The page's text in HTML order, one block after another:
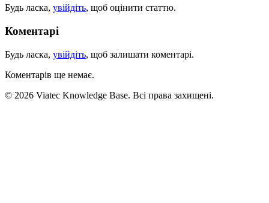
Будь ласка, увійдіть, щоб оцінити статтю.
Коментарі
Будь ласка, увійдіть, щоб залишати коментарі.
Коментарів ще немає.
© 2026 Viatec Knowledge Base. Всі права захищені.